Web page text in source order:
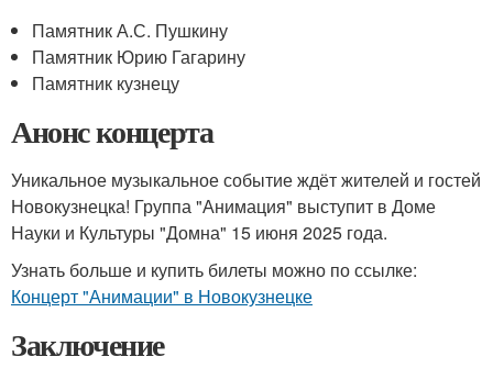
Памятник А.С. Пушкину
Памятник Юрию Гагарину
Памятник кузнецу
Анонс концерта
Уникальное музыкальное событие ждёт жителей и гостей
Новокузнецка! Группа "Анимация" выступит в Доме
Науки и Культуры "Домна" 15 июня 2025 года.
Узнать больше и купить билеты можно по ссылке:
Концерт "Анимации" в Новокузнецке
Заключение